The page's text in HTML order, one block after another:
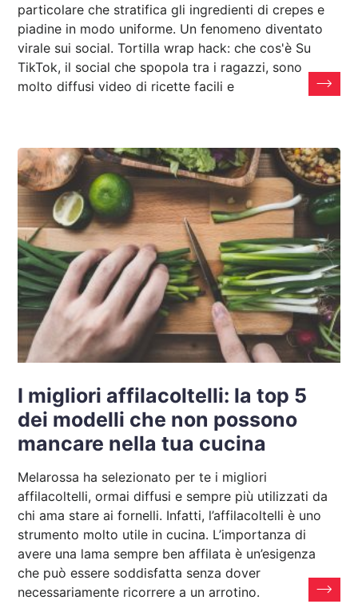
particolare che stratifica gli ingredienti di crepes e
piadine in modo uniforme. Un fenomeno diventato
virale sui social. Tortilla wrap hack: che cos'è Su
TikTok, il social che spopola tra i ragazzi, sono
molto diffusi video di ricette facili e
I migliori affilacoltelli: la top 5
dei modelli che non possono
mancare nella tua cucina
Melarossa ha selezionato per te i migliori
affilacoltelli, ormai diffusi e sempre più utilizzati da
chi ama stare ai fornelli. Infatti, l’affilacoltelli è uno
strumento molto utile in cucina. L’importanza di
avere una lama sempre ben affilata è un’esigenza
che può essere soddisfatta senza dover
necessariamente ricorrere a un arrotino.